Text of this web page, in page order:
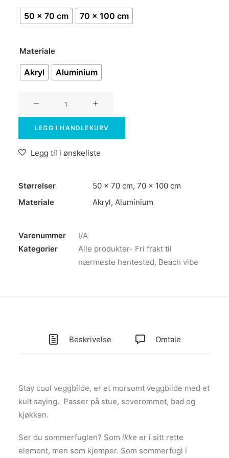
50 x 70 cm 70 x 100 cm
Materiale
Akryl Aluminium
antallLEGG I HANDLEKURV
Legg til i ønskeliste
Størrelser
50 x 70 cm, 70 x 100 cm
Materiale
Akryl, Aluminium
Varenummer
I/A
Kategorier
Alle produkter- Fri frakt til
nærmeste hentested, Beach vibe
Beskrivelse Omtale
Stay cool veggbilde, er et morsomt veggbilde med et
kult saying. Passer på stue, soverommet, bad og
kjøkken.
Ser du sommerfuglen? Som ikke er i sitt rette
element, men som kjemper. Som sommerfugl i